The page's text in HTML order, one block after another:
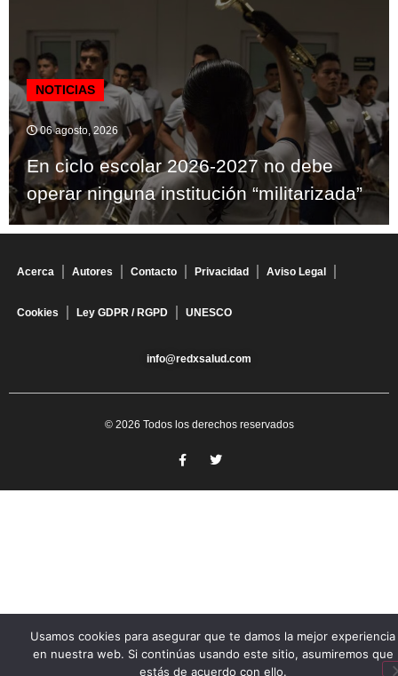
NOTICIAS
06 agosto, 2026
En ciclo escolar 2026-2027 no debe
operar ninguna institución “militarizada”
Acerca Autores Contacto Privacidad Aviso Legal
Cookies Ley GDPR / RGPD UNESCO
info@redxsalud.com
© 2026 Todos los derechos reservados
Usamos cookies para asegurar que te damos la mejor experiencia
en nuestra web. Si continúas usando este sitio, asumiremos que
estás de acuerdo con ello.